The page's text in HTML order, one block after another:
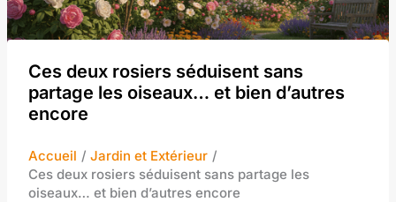
Ces deux rosiers séduisent sans
partage les oiseaux… et bien d’autres
encore
Accueil
Jardin et Extérieur
Ces deux rosiers séduisent sans partage les
oiseaux… et bien d’autres encore